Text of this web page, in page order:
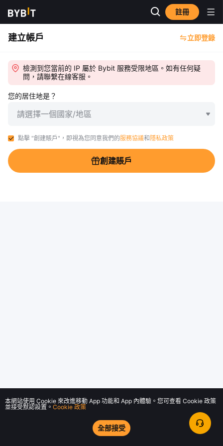
註冊
建立帳戶 立即登錄
檢測到您當前的 IP 屬於 Bybit 服務受限地區。如有任何疑
問，請聯繫在線客服。
您的居住地是？
請選擇一個國家/地區
點擊 "創建賬戶"，即視為您同意我們的服務協議和 隱私政策
創建賬戶
© 2018-2026 Bybit.com. 版權所有
本網站使用 Cookie 來改進移動 App 功能和 App 內體驗。您可查看 Cookie 政策
並接受默認設置。 Cookie 政策
全部接受